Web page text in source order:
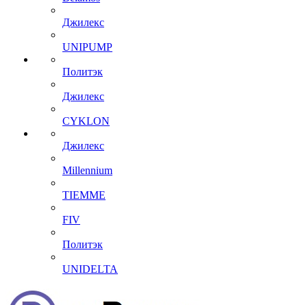
Джилекс
UNIPUMP
Политэк
Джилекс
CYKLON
Джилекс
Millennium
TIEMME
FIV
Политэк
UNIDELTA